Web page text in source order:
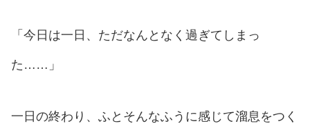
「今日は一日、ただなんとなく過ぎてしまっ
た……」
一日の終わり、ふとそんなふうに感じて溜息をつく